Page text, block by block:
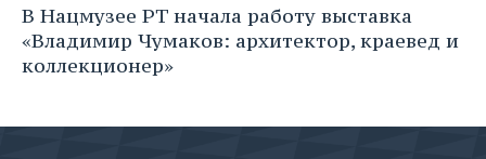
В Нацмузее РТ начала работу выставка
«Владимир Чумаков: архитектор, краевед и
коллекционер»